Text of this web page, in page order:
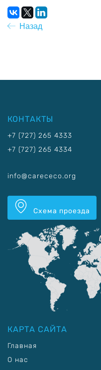
Назад
КОНТАКТЫ
+7 (727) 265 4333
+7 (727) 265 4334
info@carececo.org
Схема проезда
КАРТА САЙТА
Главная
О нас